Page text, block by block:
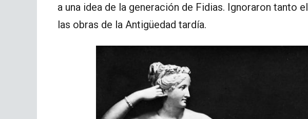
a una idea de la generación de Fidias. Ignoraron tanto el
las obras de la Antigüedad tardía.